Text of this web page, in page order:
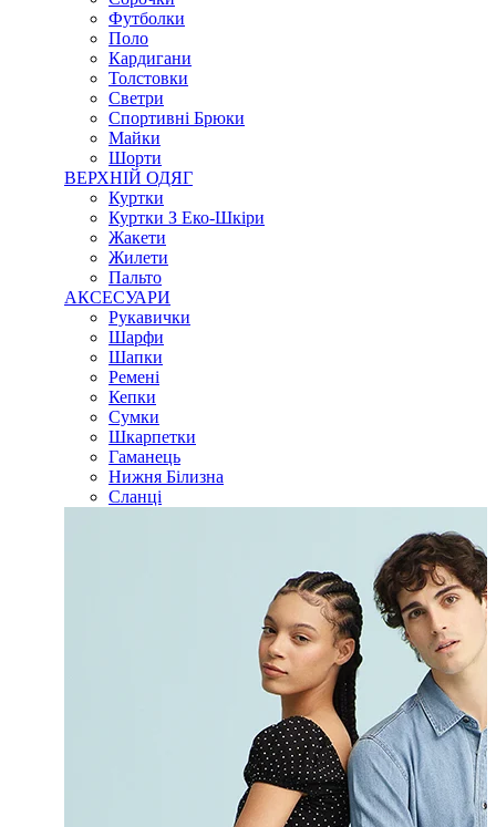
Футболки
Поло
Кардигани
Толстовки
Светри
Спортивні Брюки
Майки
Шорти
ВЕРХНІЙ ОДЯГ
Куртки
Куртки З Еко-Шкіри
Жакети
Жилети
Пальто
АКСЕСУАРИ
Рукавички
Шарфи
Шапки
Ремені
Кепки
Сумки
Шкарпетки
Гаманець
Нижня Білизна
Сланці